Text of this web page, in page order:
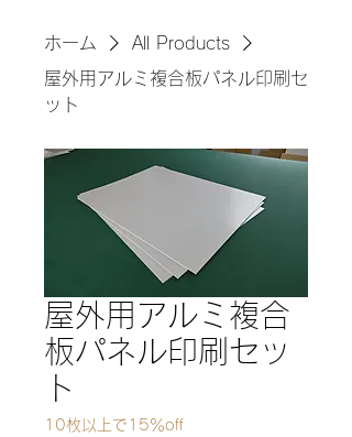
ホーム
All Products
屋外用アルミ複合板パネル印刷セ
ット
屋外用アルミ複合
板パネル印刷セッ
ト
10枚以上で15％off